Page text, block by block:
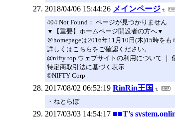
2018/04/06 15:44:26 メインページ
404 Not Found： ページが見つかりません
▼【重要】ホームページ開設者の方へ▼
＠homepageは2016年11月10日(木)15時を
詳しくはこちらをご確認ください。
@nifty top ウェブサイトの利用について ｜
特定商取引法に基づく表示
©NIFTY Corp
2017/08/02 06:52:19 RinRin王国
・ねとらぼ
2017/03/03 14:54:17 ■■T’s